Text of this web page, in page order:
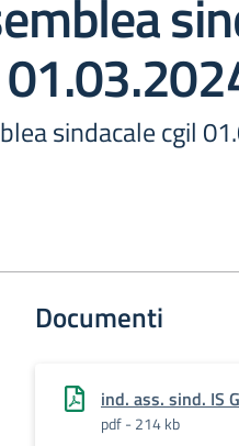
sindacale cgil
Documenti
ind. ass. sind. IS
pdf - 214 kb